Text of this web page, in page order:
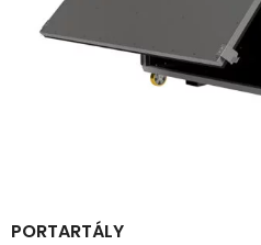
PORTARTÁLY